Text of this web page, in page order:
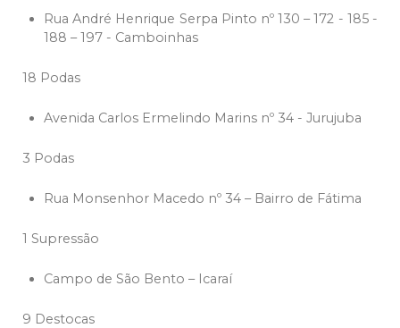
Rua André Henrique Serpa Pinto nº 130 – 172 - 185 -
188 – 197 - Camboinhas
18 Podas
Avenida Carlos Ermelindo Marins nº 34 - Jurujuba
3 Podas
Rua Monsenhor Macedo nº 34 – Bairro de Fátima
1 Supressão
Campo de São Bento – Icaraí
9 Destocas